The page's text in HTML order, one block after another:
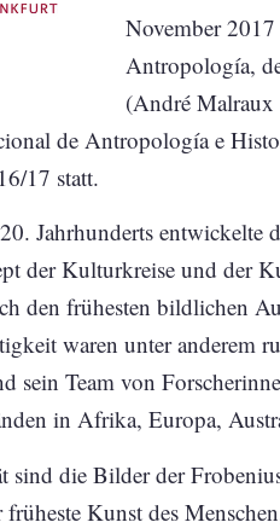
November
Antropología,
(André Malraux
de Antropología e
17 statt.
Jahrhunderts entwickelte
der Kulturkreise und der
den frühesten bildlichen
waren unter anderem
sein Team von
in Afrika, Europa,
sind die Bilder der
Kunst des